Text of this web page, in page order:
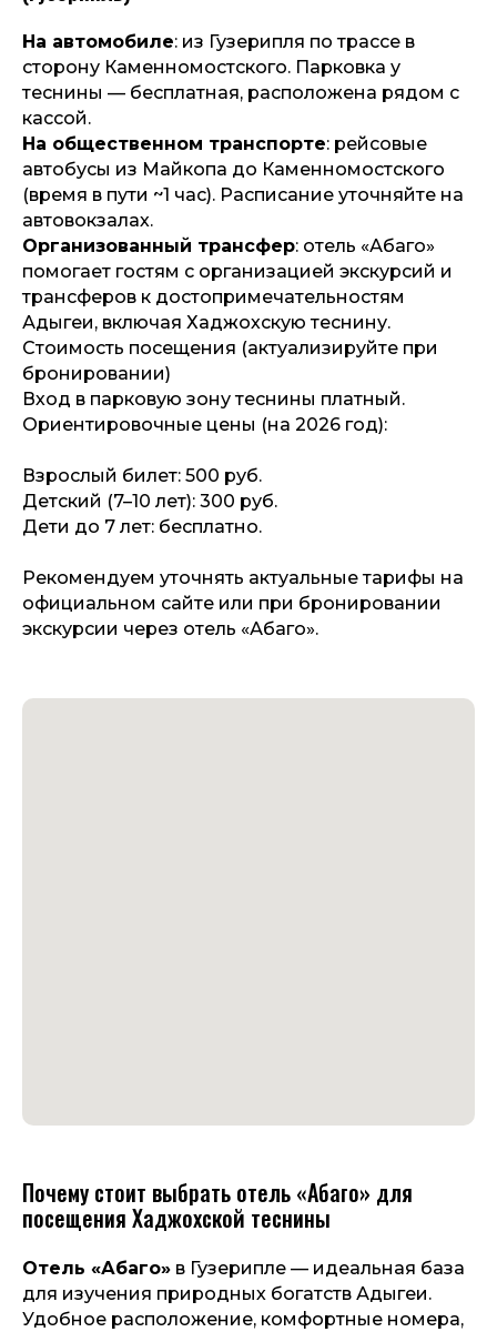
На автомобиле: из Гузерипля по трассе в
сторону Каменномостского. Парковка у
теснины — бесплатная, расположена рядом с
кассой.
На общественном транспорте: рейсовые
автобусы из Майкопа до Каменномостского
(время в пути ~1 час). Расписание уточняйте на
автовокзалах.
Организованный трансфер: отель «Абаго»
помогает гостям с организацией экскурсий и
трансферов к достопримечательностям
Адыгеи, включая Хаджохскую теснину.
Стоимость посещения (актуализируйте при
бронировании)
Вход в парковую зону теснины платный.
Ориентировочные цены (на 2026 год):
Взрослый билет: 500 руб.
Детский (7–10 лет): 300 руб.
Дети до 7 лет: бесплатно.
Рекомендуем уточнять актуальные тарифы на
официальном сайте или при бронировании
экскурсии через отель «Абаго».
Почему стоит выбрать отель «Абаго» для
посещения Хаджохской теснины
Отель «Абаго» в Гузерипле — идеальная база
для изучения природных богатств Адыгеи.
Удобное расположение, комфортные номера,